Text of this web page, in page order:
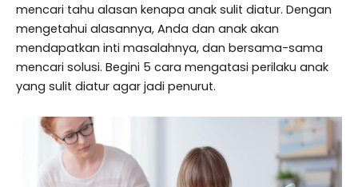
mencari tahu alasan kenapa anak sulit diatur. Dengan
mengetahui alasannya, Anda dan anak akan
mendapatkan inti masalahnya, dan bersama-sama
mencari solusi. Begini 5 cara mengatasi perilaku anak
yang sulit diatur agar jadi penurut.